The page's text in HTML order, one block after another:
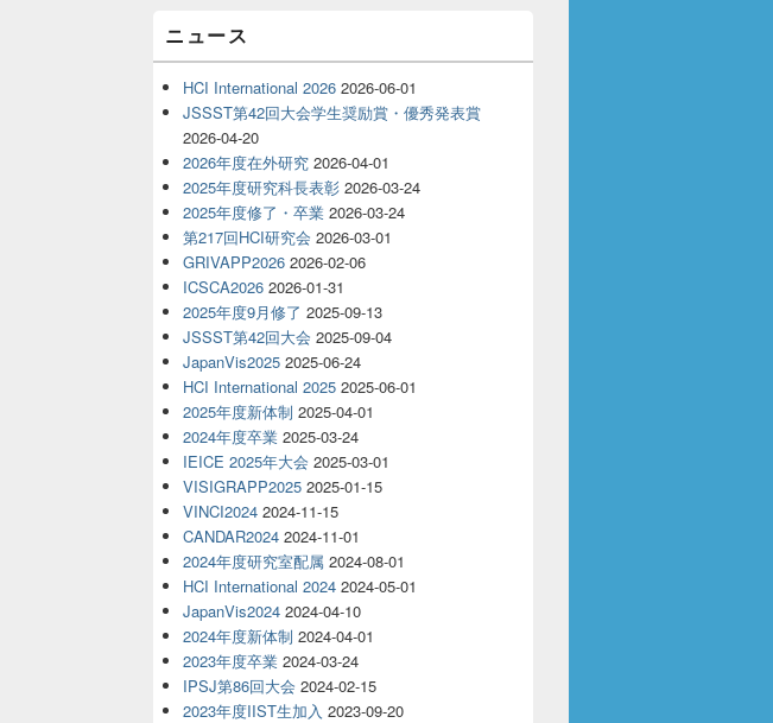
ニュース
HCI International 2026 2026-06-01
JSSST第42回大会学生奨励賞・優秀発表賞
2026-04-20
2026年度在外研究 2026-04-01
2025年度研究科長表彰 2026-03-24
2025年度修了・卒業 2026-03-24
第217回HCI研究会 2026-03-01
GRIVAPP2026 2026-02-06
ICSCA2026 2026-01-31
2025年度9月修了 2025-09-13
JSSST第42回大会 2025-09-04
JapanVis2025 2025-06-24
HCI International 2025 2025-06-01
2025年度新体制 2025-04-01
2024年度卒業 2025-03-24
IEICE 2025年大会 2025-03-01
VISIGRAPP2025 2025-01-15
VINCI2024 2024-11-15
CANDAR2024 2024-11-01
2024年度研究室配属 2024-08-01
HCI International 2024 2024-05-01
JapanVis2024 2024-04-10
2024年度新体制 2024-04-01
2023年度卒業 2024-03-24
IPSJ第86回大会 2024-02-15
2023年度IIST生加入 2023-09-20